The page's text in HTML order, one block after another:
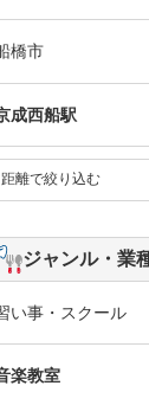
橋市
成西船駅
ジャンル・業
い事・スクール
楽教室